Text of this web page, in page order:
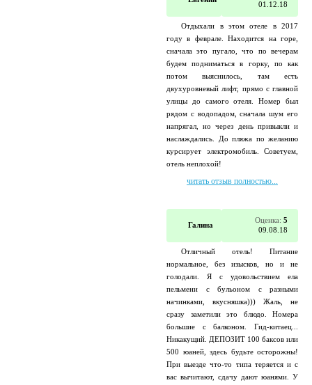
01.12.18
Отдыхали в этом отеле в 2017
году в феврале. Находится на горе,
сначала это пугало, что по вечерам
будем подниматься в горку, по как
потом выяснилось, там есть
двухуровневый лифт, прямо с главной
улицы до самого отеля. Номер был
рядом с водопадом, сначала шум его
напрягал, но через день привыкли и
наслаждались. До пляжа по желанию
курсирует электромобиль. Советуем,
отель неплохой!
читать отзыв полностью...
Галина
Оценка: 5
09.08.18
Отличный отель! Питание
нормальное, без изысков, но и не
голодали. Я с удовольствием ела
пельмени с бульоном с разными
начинками, вкусняшка))) Жаль, не
сразу заметили это блюдо. Номера
большие с балконом. Гид-китаец...
Никакущий. ДЕПОЗИТ 100 баксов или
500 юаней, здесь будьте осторожны!
При выезде что-то типа теряется и с
вас вычитают, сдачу дают юанями. У